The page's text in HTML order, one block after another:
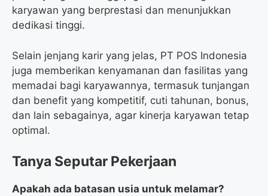
karyawan yang berprestasi dan menunjukkan
dedikasi tinggi.
Selain jenjang karir yang jelas, PT POS Indonesia
juga memberikan kenyamanan dan fasilitas yang
memadai bagi karyawannya, termasuk tunjangan
dan benefit yang kompetitif, cuti tahunan, bonus,
dan lain sebagainya, agar kinerja karyawan tetap
optimal.
Tanya Seputar Pekerjaan
Apakah ada batasan usia untuk melamar?